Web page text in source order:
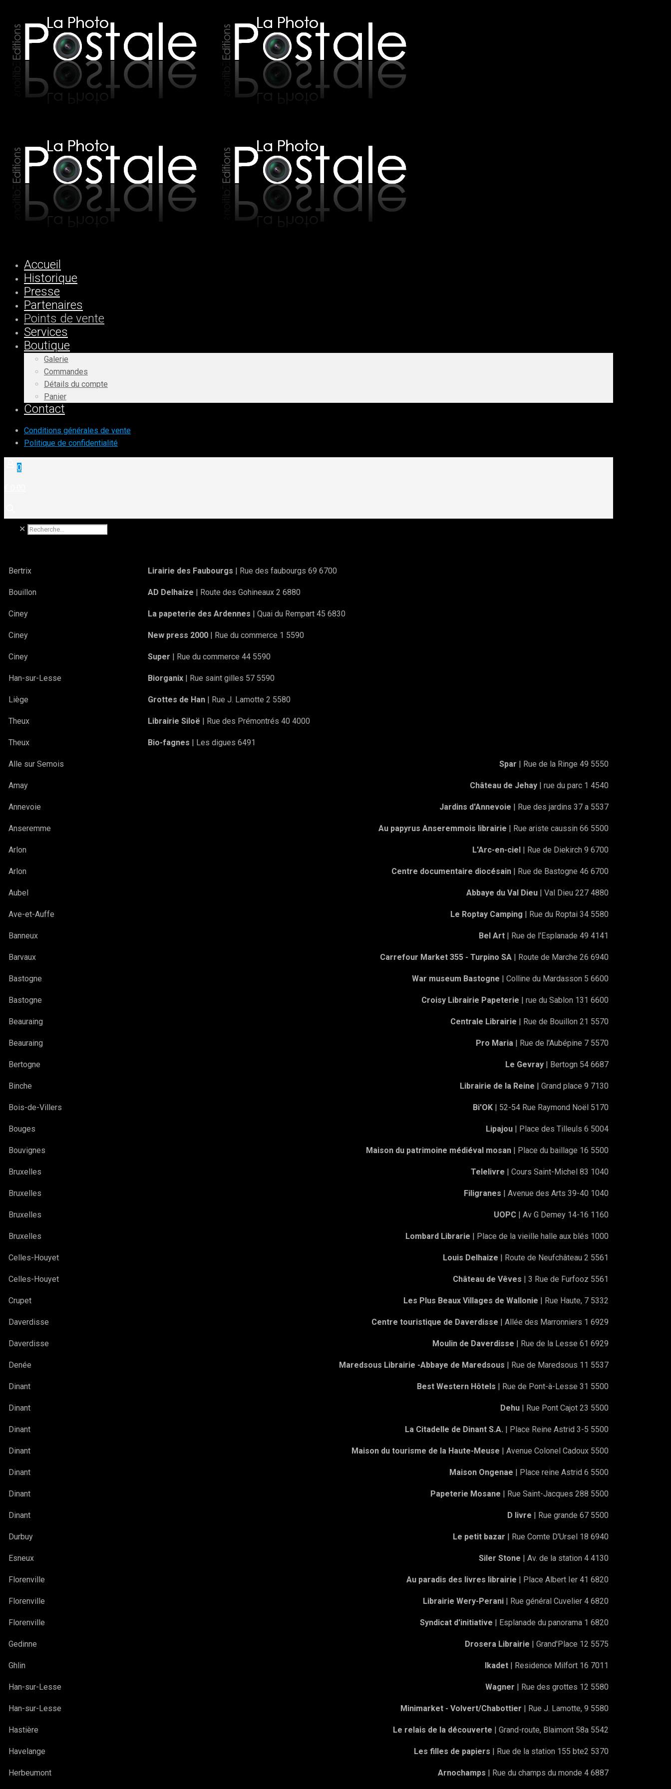
Accueil
Historique
Presse
Partenaires
Points de vente
Services
Boutique
Galerie
Commandes
Détails du compte
Panier
Contact
Conditions générales de vente
Politique de confidentialité
0
✕
Bertrix Lirairie des Faubourgs | Rue des faubourgs 69 6700
Bouillon AD Delhaize | Route des Gohineaux 2 6880
Ciney La papeterie des Ardennes | Quai du Rempart 45 6830
Ciney New press 2000 | Rue du commerce 1 5590
Ciney Super | Rue du commerce 44 5590
Han-sur-Lesse Biorganix | Rue saint gilles 57 5590
Liège Grottes de Han | Rue J. Lamotte 2 5580
Theux Librairie Siloë | Rue des Prémontrés 40 4000
Theux Bio-fagnes | Les digues 6491
Alle sur Semois Spar | Rue de la Ringe 49 5550
Amay Château de Jehay | rue du parc 1 4540
Annevoie Jardins d'Annevoie | Rue des jardins 37 a 5537
Anseremme Au papyrus Anseremmois librairie | Rue ariste caussin 66 5500
Arlon L'Arc-en-ciel | Rue de Diekirch 9 6700
Arlon Centre documentaire diocésain | Rue de Bastogne 46 6700
Aubel Abbaye du Val Dieu | Val Dieu 227 4880
Ave-et-Auffe Le Roptay Camping | Rue du Roptai 34 5580
Banneux Bel Art | Rue de l'Esplanade 49 4141
Barvaux Carrefour Market 355 - Turpino SA | Route de Marche 26 6940
Bastogne War museum Bastogne | Colline du Mardasson 5 6600
Bastogne Croisy Librairie Papeterie | rue du Sablon 131 6600
Beauraing Centrale Librairie | Rue de Bouillon 21 5570
Beauraing Pro Maria | Rue de l'Aubépine 7 5570
Bertogne Le Gevray | Bertogn 54 6687
Binche Librairie de la Reine | Grand place 9 7130
Bois-de-Villers Bi'OK | 52-54 Rue Raymond Noël 5170
Bouges Lipajou | Place des Tilleuls 6 5004
Bouvignes Maison du patrimoine médiéval mosan | Place du baillage 16 5500
Bruxelles Telelivre | Cours Saint-Michel 83 1040
Bruxelles Filigranes | Avenue des Arts 39-40 1040
Bruxelles UOPC | Av G Demey 14-16 1160
Bruxelles Lombard Librarie | Place de la vieille halle aux blés 1000
Celles-Houyet Louis Delhaize | Route de Neufchâteau 2 5561
Celles-Houyet Château de Vêves | 3 Rue de Furfooz 5561
Crupet Les Plus Beaux Villages de Wallonie | Rue Haute, 7 5332
Daverdisse Centre touristique de Daverdisse | Allée des Marronniers 1 6929
Daverdisse Moulin de Daverdisse | Rue de la Lesse 61 6929
Denée Maredsous Librairie -Abbaye de Maredsous | Rue de Maredsous 11 5537
Dinant Best Western Hôtels | Rue de Pont-à-Lesse 31 5500
Dinant Dehu | Rue Pont Cajot 23 5500
Dinant La Citadelle de Dinant S.A. | Place Reine Astrid 3-5 5500
Dinant Maison du tourisme de la Haute-Meuse | Avenue Colonel Cadoux 5500
Dinant Maison Ongenae | Place reine Astrid 6 5500
Dinant Papeterie Mosane | Rue Saint-Jacques 288 5500
Dinant D livre | Rue grande 67 5500
Durbuy Le petit bazar | Rue Comte D'Ursel 18 6940
Esneux Siler Stone | Av. de la station 4 4130
Florenville Au paradis des livres librairie | Place Albert Ier 41 6820
Florenville Librairie Wery-Perani | Rue général Cuvelier 4 6820
Florenville Syndicat d'initiative | Esplanade du panorama 1 6820
Gedinne Drosera Librairie | Grand'Place 12 5575
Ghlin Ikadet | Residence Milfort 16 7011
Han-sur-Lesse Wagner | Rue des grottes 12 5580
Han-sur-Lesse Minimarket - Volvert/Chabottier | Rue J. Lamotte, 9 5580
Hastière Le relais de la découverte | Grand-route, Blaimont 58a 5542
Havelange Les filles de papiers | Rue de la station 155 bte2 5370
Herbeumont Arnochamps | Rue du champs du monde 4 6887